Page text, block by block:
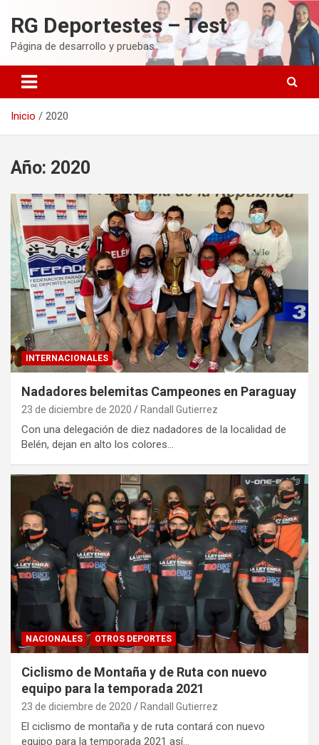
contenido
RG Deportestes – Test
Página de desarrollo y pruebas
Inicio 2020
Año: 2020
INTERNACIONALES
Nadadores belemitas Campeones en Paraguay
23 de diciembre de 2020 Randall Gutierrez
Con una delegación de diez nadadores de la localidad de
Belén, dejan en alto los colores…
NACIONALES OTROS DEPORTES
Ciclismo de Montaña y de Ruta con nuevo
equipo para la temporada 2021
23 de diciembre de 2020 Randall Gutierrez
El ciclismo de montaña y de ruta contará con nuevo
equipo para la temporada 2021 así…